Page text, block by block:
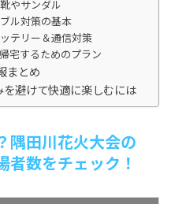
やサンダル
ル対策の基本
テリー＆通信対策
宅するためのプラン
まとめ
避けて快適に楽しむには
隅田川花火大会の
数をチェック！